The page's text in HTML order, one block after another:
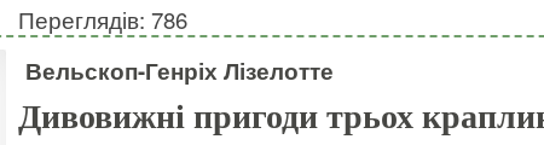
Переглядів: 786
Вельскоп-Генріх Лізелотте
Дивовижні пригоди трьох